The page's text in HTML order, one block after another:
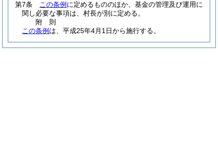
第7条
この条例 に定めるもののほか、基金の管理及び運用に
関し必要な事項は、村長が別に定める。
附 則
この条例 は、平成25年4月1日から施行する。